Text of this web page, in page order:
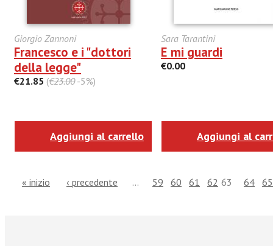
Giorgio Zannoni
Francesco e i "dottori
della legge"
€21.85 (€23.00-5%)
Aggiungi al carrello
Sara Tarantini
E mi guardi
€0.00
Aggiungi al
« inizio ‹ precedente … 59 60 61 62 63 64 65